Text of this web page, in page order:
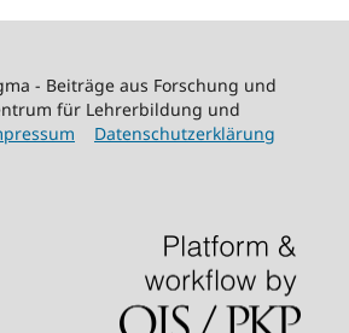
- Beiträge aus Forschung und
für Lehrerbildung und
Datenschutzerklärung